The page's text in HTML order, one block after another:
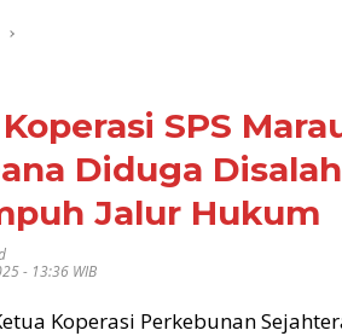
SPS
Diduga
Jalur Hukum
- 13:36 WIB
Koperasi Perkebunan